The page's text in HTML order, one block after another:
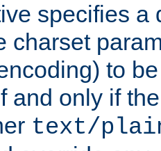
specifies a
charset
to
and only if
text/